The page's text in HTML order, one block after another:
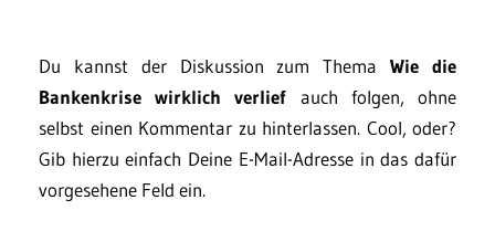
Du kannst der Diskussion zum ThemaWie die
Bankenkrise wirklich verlief auch folgen, ohne
selbst einen Kommentar zu hinterlassen. Cool, oder?
Gib hierzu einfach Deine E-Mail-Adresse in das dafür
vorgesehene Feld ein.